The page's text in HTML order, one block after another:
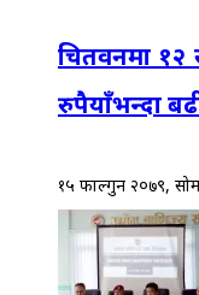
चितवनमा १२
रुपैयाँभन्दा
१५ फाल्गुन २०७९,